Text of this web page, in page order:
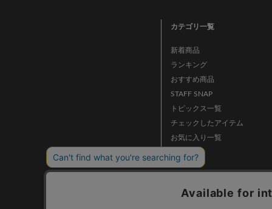
カテゴリ一覧
新着商品
ランキング
おすすめ商品
STAFF SNAP
トピックス一覧
チェックしたアイテム
お気に入り一覧